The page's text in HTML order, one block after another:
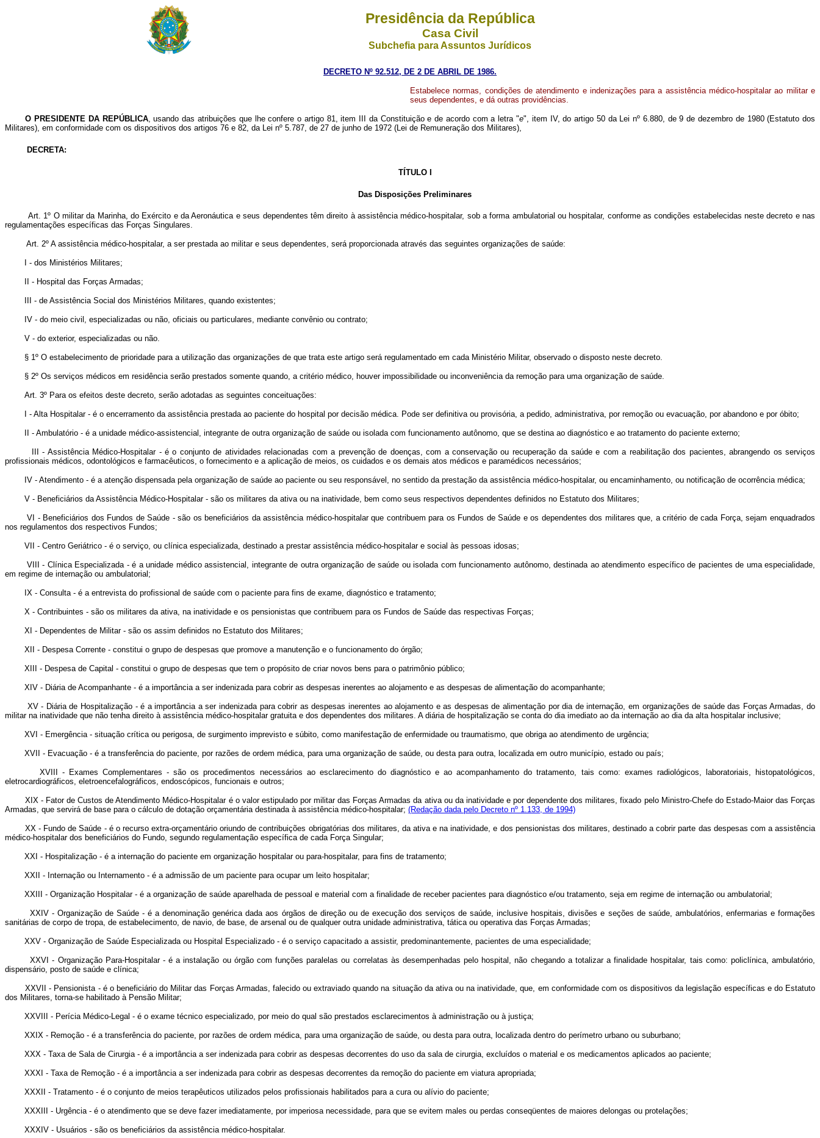
Presidência da República
Casa Civil
Subchefia para Assuntos Jurídicos
DECRETO Nº 92.512, DE 2 DE ABRIL DE 1986.
Estabelece normas, condições de atendimento e indenizações para a assistência médico-hospitalar ao militar e
seus dependentes, e dá outras providências.
O PRESIDENTE DA REPÚBLICA, usando das atribuições que lhe confere o artigo 81, item III da Constituição e de acordo com a letra "e", item IV, do artigo 50 da Lei nº 6.880, de 9 de dezembro de 1980 (Estatuto dos
Militares), em conformidade com os dispositivos dos artigos 76 e 82, da Lei nº 5.787, de 27 de junho de 1972 (Lei de Remuneração dos Militares),
DECRETA:
TÍTULO I
Das Disposições Preliminares
Art. 1º O militar da Marinha, do Exército e da Aeronáutica e seus dependentes têm direito à assistência médico-hospitalar, sob a forma ambulatorial ou hospitalar, conforme as condições estabelecidas neste decreto e nas
regulamentações específicas das Forças Singulares.
Art. 2º A assistência médico-hospitalar, a ser prestada ao militar e seus dependentes, será proporcionada através das seguintes organizações de saúde:
I - dos Ministérios Militares;
II - Hospital das Forças Armadas;
III - de Assistência Social dos Ministérios Militares, quando existentes;
IV - do meio civil, especializadas ou não, oficiais ou particulares, mediante convênio ou contrato;
V - do exterior, especializadas ou não.
§ 1º O estabelecimento de prioridade para a utilização das organizações de que trata este artigo será regulamentado em cada Ministério Militar, observado o disposto neste decreto.
§ 2º Os serviços médicos em residência serão prestados somente quando, a critério médico, houver impossibilidade ou inconveniência da remoção para uma organização de saúde.
Art. 3º Para os efeitos deste decreto, serão adotadas as seguintes conceituações:
I - Alta Hospitalar - é o encerramento da assistência prestada ao paciente do hospital por decisão médica. Pode ser definitiva ou provisória, a pedido, administrativa, por remoção ou evacuação, por abandono e por óbito;
II - Ambulatório - é a unidade médico-assistencial, integrante de outra organização de saúde ou isolada com funcionamento autônomo, que se destina ao diagnóstico e ao tratamento do paciente externo;
III - Assistência Médico-Hospitalar - é o conjunto de atividades relacionadas com a prevenção de doenças, com a conservação ou recuperação da saúde e com a reabilitação dos pacientes, abrangendo os serviços
profissionais médicos, odontológicos e farmacêuticos, o fornecimento e a aplicação de meios, os cuidados e os demais atos médicos e paramédicos necessários;
IV - Atendimento - é a atenção dispensada pela organização de saúde ao paciente ou seu responsável, no sentido da prestação da assistência médico-hospitalar, ou encaminhamento, ou notificação de ocorrência médica;
V - Beneficiários da Assistência Médico-Hospitalar - são os militares da ativa ou na inatividade, bem como seus respectivos dependentes definidos no Estatuto dos Militares;
VI - Beneficiários dos Fundos de Saúde - são os beneficiários da assistência médico-hospitalar que contribuem para os Fundos de Saúde e os dependentes dos militares que, a critério de cada Força, sejam enquadrados
nos regulamentos dos respectivos Fundos;
VII - Centro Geriátrico - é o serviço, ou clínica especializada, destinado a prestar assistência médico-hospitalar e social às pessoas idosas;
VIII - Clínica Especializada - é a unidade médico assistencial, integrante de outra organização de saúde ou isolada com funcionamento autônomo, destinada ao atendimento específico de pacientes de uma especialidade,
em regime de internação ou ambulatorial;
IX - Consulta - é a entrevista do profissional de saúde com o paciente para fins de exame, diagnóstico e tratamento;
X - Contribuintes - são os militares da ativa, na inatividade e os pensionistas que contribuem para os Fundos de Saúde das respectivas Forças;
XI - Dependentes de Militar - são os assim definidos no Estatuto dos Militares;
XII - Despesa Corrente - constitui o grupo de despesas que promove a manutenção e o funcionamento do órgão;
XIII - Despesa de Capital - constitui o grupo de despesas que tem o propósito de criar novos bens para o patrimônio público;
XIV - Diária de Acompanhante - é a importância a ser indenizada para cobrir as despesas inerentes ao alojamento e as despesas de alimentação do acompanhante;
XV - Diária de Hospitalização - é a importância a ser indenizada para cobrir as despesas inerentes ao alojamento e as despesas de alimentação por dia de internação, em organizações de saúde das Forças Armadas, do
militar na inatividade que não tenha direito à assistência médico-hospitalar gratuita e dos dependentes dos militares. A diária de hospitalização se conta do dia imediato ao da internação ao dia da alta hospitalar inclusive;
XVI - Emergência - situação crítica ou perigosa, de surgimento imprevisto e súbito, como manifestação de enfermidade ou traumatismo, que obriga ao atendimento de urgência;
XVII - Evacuação - é a transferência do paciente, por razões de ordem médica, para uma organização de saúde, ou desta para outra, localizada em outro município, estado ou país;
XVIII - Exames Complementares - são os procedimentos necessários ao esclarecimento do diagnóstico e ao acompanhamento do tratamento, tais como: exames radiológicos, laboratoriais, histopatológicos,
eletrocardiográficos, eletroencefalográficos, endoscópicos, funcionais e outros;
XIX - Fator de Custos de Atendimento Médico-Hospitalar é o valor estipulado por militar das Forças Armadas da ativa ou da inatividade e por dependente dos militares, fixado pelo Ministro-Chefe do Estado-Maior das Forças
Armadas, que servirá de base para o cálculo de dotação orçamentária destinada à assistência médico-hospitalar; (Redação dada pelo Decreto nº 1.133, de 1994)
XX - Fundo de Saúde - é o recurso extra-orçamentário oriundo de contribuições obrigatórias dos militares, da ativa e na inatividade, e dos pensionistas dos militares, destinado a cobrir parte das despesas com a assistência
médico-hospitalar dos beneficiários do Fundo, segundo regulamentação específica de cada Força Singular;
XXI - Hospitalização - é a internação do paciente em organização hospitalar ou para-hospitalar, para fins de tratamento;
XXII - Internação ou Internamento - é a admissão de um paciente para ocupar um leito hospitalar;
XXIII - Organização Hospitalar - é a organização de saúde aparelhada de pessoal e material com a finalidade de receber pacientes para diagnóstico e/ou tratamento, seja em regime de internação ou ambulatorial;
XXIV - Organização de Saúde - é a denominação genérica dada aos órgãos de direção ou de execução dos serviços de saúde, inclusive hospitais, divisões e seções de saúde, ambulatórios, enfermarias e formações
sanitárias de corpo de tropa, de estabelecimento, de navio, de base, de arsenal ou de qualquer outra unidade administrativa, tática ou operativa das Forças Armadas;
XXV - Organização de Saúde Especializada ou Hospital Especializado - é o serviço capacitado a assistir, predominantemente, pacientes de uma especialidade;
XXVI - Organização Para-Hospitalar - é a instalação ou órgão com funções paralelas ou correlatas às desempenhadas pelo hospital, não chegando a totalizar a finalidade hospitalar, tais como: policlínica, ambulatório,
dispensário, posto de saúde e clínica;
XXVII - Pensionista - é o beneficiário do Militar das Forças Armadas, falecido ou extraviado quando na situação da ativa ou na inatividade, que, em conformidade com os dispositivos da legislação específicas e do Estatuto
dos Militares, torna-se habilitado à Pensão Militar;
XXVIII - Perícia Médico-Legal - é o exame técnico especializado, por meio do qual são prestados esclarecimentos à administração ou à justiça;
XXIX - Remoção - é a transferência do paciente, por razões de ordem médica, para uma organização de saúde, ou desta para outra, localizada dentro do perímetro urbano ou suburbano;
XXX - Taxa de Sala de Cirurgia - é a importância a ser indenizada para cobrir as despesas decorrentes do uso da sala de cirurgia, excluídos o material e os medicamentos aplicados ao paciente;
XXXI - Taxa de Remoção - é a importância a ser indenizada para cobrir as despesas decorrentes da remoção do paciente em viatura apropriada;
XXXII - Tratamento - é o conjunto de meios terapêuticos utilizados pelos profissionais habilitados para a cura ou alívio do paciente;
XXXIII - Urgência - é o atendimento que se deve fazer imediatamente, por imperiosa necessidade, para que se evitem males ou perdas conseqüentes de maiores delongas ou protelações;
XXXIV - Usuários - são os beneficiários da assistência médico-hospitalar.